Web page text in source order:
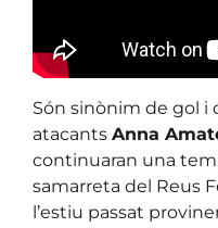
Són sinònim de gol i
atacants Anna
continuaran una
samarreta del Reus
l’estiu passat